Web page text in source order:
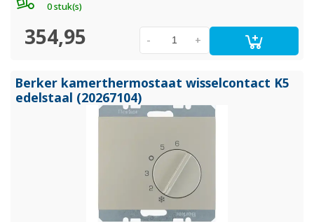
0 stuk(s)
354,95 +
-
Berker kamerthermostaat wisselcontact K5
edelstaal (20267104)